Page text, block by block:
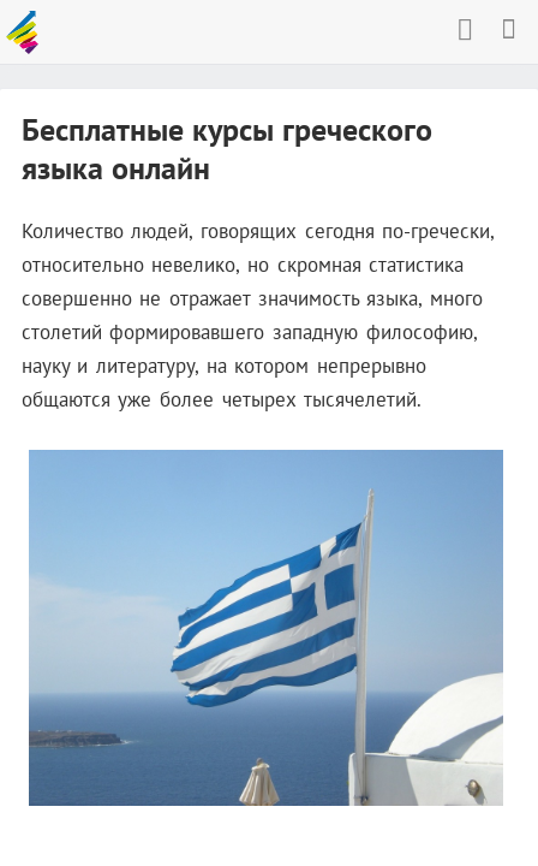
Бесплатные курсы греческого
языка онлайн
Количество людей, говорящих сегодня по-гречески,
относительно невелико, но скромная статистика
совершенно не отражает значимость языка, много
столетий формировавшего западную философию,
науку и литературу, на котором непрерывно
общаются уже более четырех тысячелетий.